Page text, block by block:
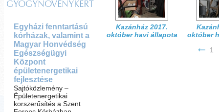
GYÓGYNÖVÉNYKERT
Egyházi fenntartású
kórházak, valamint a
Magyar Honvédség
Egészségügyi
Központ
épületenergetikai
fejlesztése
Sajtóközlemény –
Épületenergetikai
korszerűsítés a Szent
Kazánház 2017.
október havi állapota
október
1